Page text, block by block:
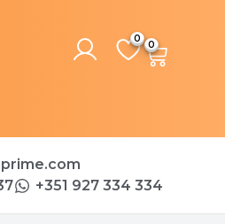
0
+351 927 334 334